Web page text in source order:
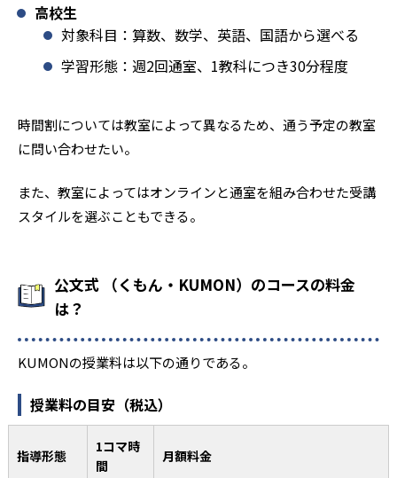
高校生
対象科目：算数、数学、英語、国語から選べる
学習形態：週2回通室、1教科につき30分程度
時間割については教室によって異なるため、通う予定の教室
に問い合わせたい。
また、教室によってはオンラインと通室を組み合わせた受講
スタイルを選ぶこともできる。
公文式 （くもん・KUMON）のコースの料金
は？
KUMONの授業料は以下の通りである。
授業料の目安（税込）
指導形態
1コマ時
間
月額料金